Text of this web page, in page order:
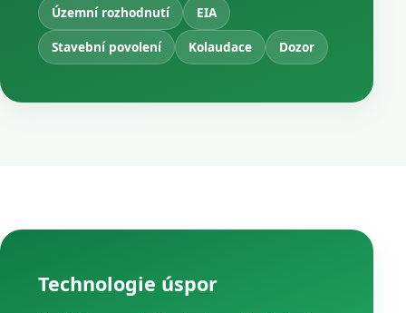
Územní rozhodnutí
EIA
Stavební povolení
Kolaudace Dozor
Technologie úspor